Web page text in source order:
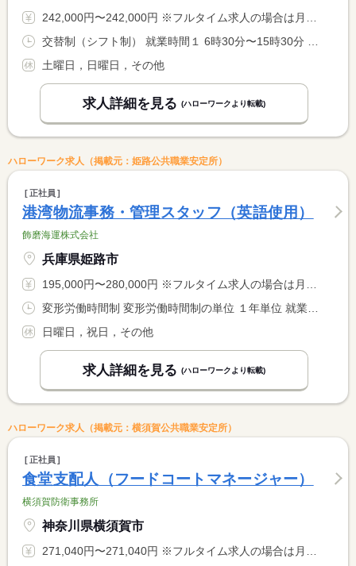
242,000円〜242,000円 ※フルタイム求人の場合は月額（換算額）、パート求人の場合は時間額を表示しています。
土曜日，日曜日，その他
求人詳細を見る (ハローワークより転載)
ハローワーク求人（掲載元：姫路公共職業安定所）
正社員
港湾物流事務・管理スタッフ（英語使用）
飾磨海運株式会社
兵庫県姫路市
195,000円〜280,000円 ※フルタイム求人の場合は月額（換算額）、パート求人の場合は時間額を表示しています。
日曜日，祝日，その他
求人詳細を見る (ハローワークより転載)
ハローワーク求人（掲載元：横須賀公共職業安定所）
正社員
食堂支配人（フードコートマネージャー）
横須賀防衛事務所
神奈川県横須賀市
271,040円〜271,040円 ※フルタイム求人の場合は月額（換算額）、パート求人の場合は時間額を表示しています。